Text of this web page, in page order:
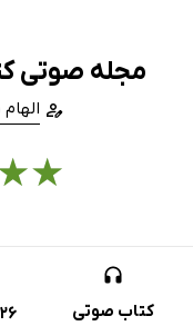
مجله صوتی
★
کتاب صوتی